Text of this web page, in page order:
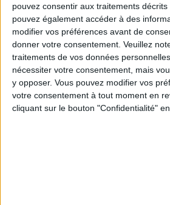
pouvez consentir aux traitements
pouvez également accéder à des
modifier vos préférences avant de
donner votre consentement. Veuillez
traitements de vos données
nécessiter votre consentement, mais
y opposer. Vous pouvez modifier vos
votre consentement à tout moment en
cliquant sur le bouton "Confidentialité"
THE MOST STYLISH LUGGAGE FOR